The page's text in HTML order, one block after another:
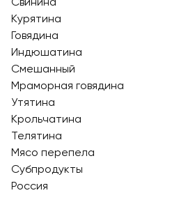
Курятина
Говядина
Индюшатина
Смешанный
Мраморная говядина
Утятина
Крольчатина
Телятина
Мясо перепела
Субпродукты
Россия